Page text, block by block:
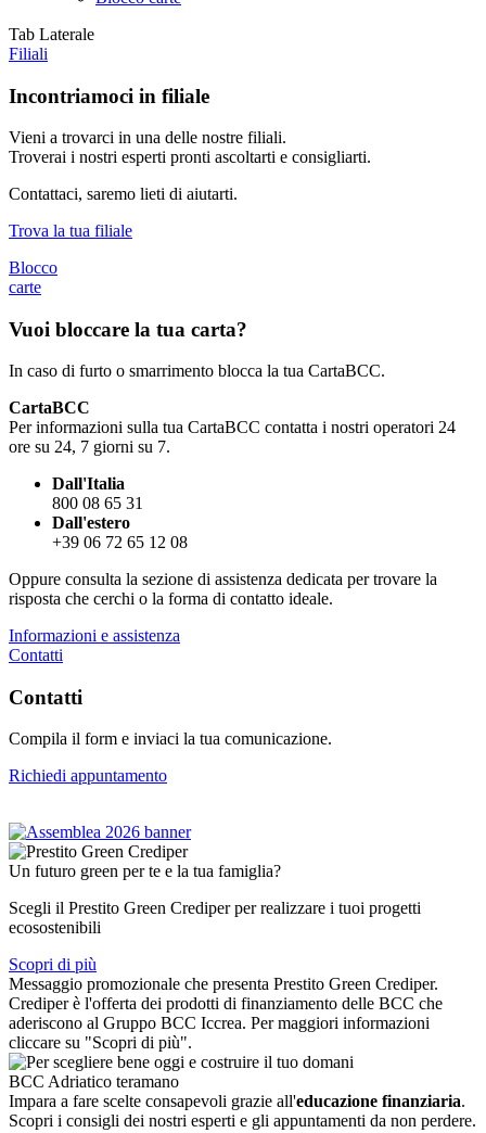
Tab Laterale
Filiali
Incontriamoci in filiale
Vieni a trovarci in una delle nostre filiali.
Troverai i nostri esperti pronti ascoltarti e consigliarti.
Contattaci, saremo lieti di aiutarti.
Trova la tua filiale
Blocco
carte
Vuoi bloccare la tua carta?
In caso di furto o smarrimento blocca la tua CartaBCC.
CartaBCC
Per informazioni sulla tua CartaBCC contatta i nostri operatori 24
ore su 24, 7 giorni su 7.
Dall'Italia
800 08 65 31
Dall'estero
+39 06 72 65 12 08
Oppure consulta la sezione di assistenza dedicata per trovare la
risposta che cerchi o la forma di contatto ideale.
Informazioni e assistenza
Contatti
Contatti
Compila il form e inviaci la tua comunicazione.
Richiedi appuntamento
Un futuro green per te e la tua famiglia?
Scegli il Prestito Green Crediper per realizzare i tuoi progetti
ecosostenibili
Scopri di più
Messaggio promozionale che presenta Prestito Green Crediper.
Crediper è l'offerta dei prodotti di finanziamento delle BCC che
aderiscono al Gruppo BCC Iccrea. Per maggiori informazioni
cliccare su "Scopri di più".
BCC Adriatico teramano
Impara a fare scelte consapevoli grazie all'educazione finanziaria.
Scopri i consigli dei nostri esperti e gli appuntamenti da non perdere.